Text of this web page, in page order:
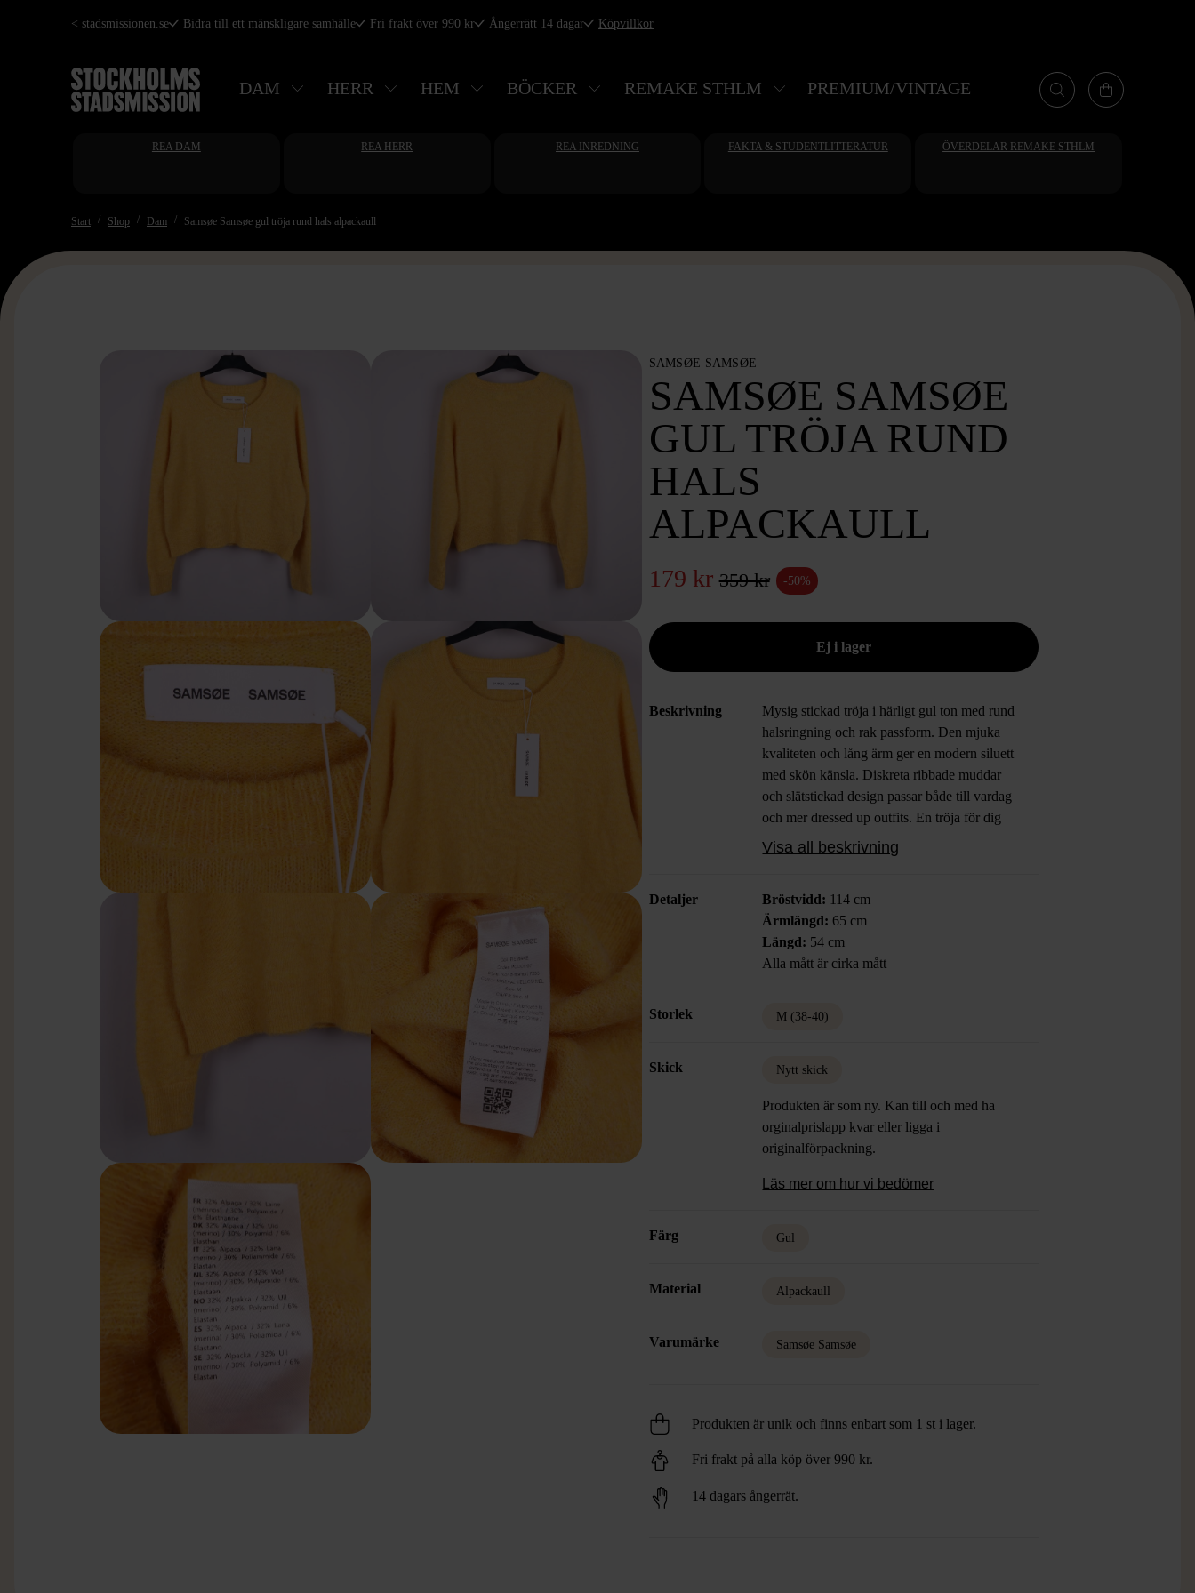
Hoppa
huvudinnehåll
< stadsmissionen.se Bidra till ett mänskligare samhälle Fri frakt över 990 kr Ångerrätt 14 dagar Köpvillkor
DAM HERR HEM BÖCKER REMAKE STHLM PREMIUM/VINTAGE
REA DAM REA HERR REA INREDNING FAKTA & STUDENTLITTERATUR ÖVERDELAR REMAKE STHLM
Start Shop Dam Samsøe Samsøe gul tröja rund hals alpackaull
SAMSØE SAMSØE
SAMSØE SAMSØE
GUL TRÖJA RUND
HALS
ALPACKAULL
179 kr 359 kr -50%
Beskrivning
Mysig stickad tröja i härligt gul ton med rund
halsringning och rak passform. Den mjuka
kvaliteten och lång ärm ger en modern siluett
med skön känsla. Diskreta ribbade muddar
och slätstickad design passar både till vardag
och mer dressed up outfits. En tröja för dig
som vill känna dig både avslappnad och
Visa all beskrivning
Detaljer Bröstvidd: 114 cm
Ärmlängd: 65 cm
Längd: 54 cm
Alla mått är cirka mått
Storlek M (38-40)
Skick Nytt skick
Produkten är som ny. Kan till och med ha
orginalprislapp kvar eller ligga i
originalförpackning.
Läs mer om hur vi bedömer
Färg Gul
Material Alpackaull
Varumärke Samsøe Samsøe
Produkten är unik och finns enbart som 1 st i lager.
Fri frakt på alla köp över 990 kr.
14 dagars ångerrät.